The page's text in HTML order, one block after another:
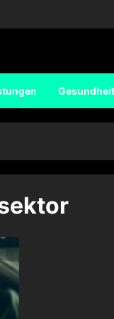
Gesundheit